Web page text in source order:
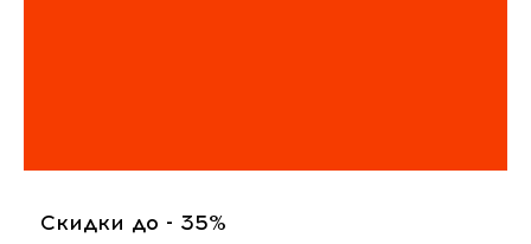
Скидки до - 35%